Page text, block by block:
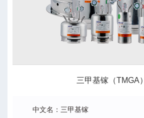
三甲基镓（TMGA）
中文名：三甲基镓